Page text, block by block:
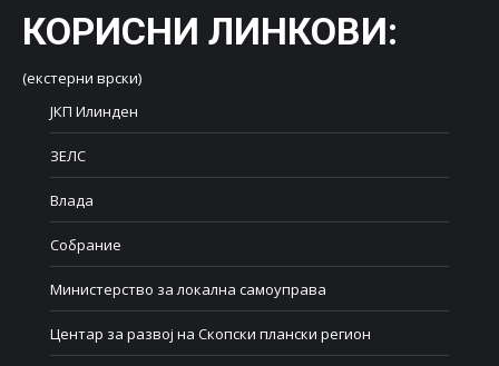
КОРИСНИ ЛИНКОВИ:
(екстерни врски)
ЈКП Илинден
ЗЕЛС
Влада
Собрание
Министерство за локална самоуправа
Центар за развој на Скопски плански регион